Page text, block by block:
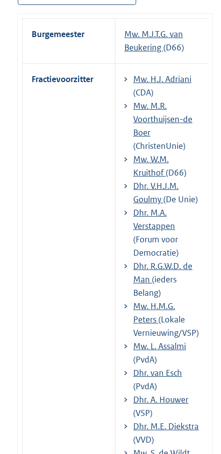
Burgemeester
Mw. M.J.T.G. van
Beukering(D66)
Fractievoorzitter
Mw. H.J. Adriani
(CDA)
Mw. M.R.
Voorthuijsen-de
Boer
(ChristenUnie)
Mw. W.M.
Kruithof(D66)
Dhr. V.H.J.M.
Goulmy(De Unie)
Dhr. M.A.
Verstappen
(Forum voor
Democratie)
Dhr. R.G.W.D. de
Man (ieders
Belang)
Mw. H.M.G.
Peters(Lokale
Vernieuwing/VSP)
Mw. L. Assalmi
(PvdA)
Dhr. van Esch
(PvdA)
Dhr. A. Houwer
(VSP)
Dhr. M.E. Diekstra
(VVD)